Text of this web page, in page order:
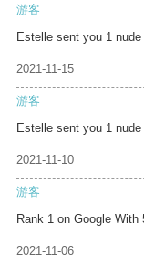
游客
Estelle sent you 1 nude
2021-11-15
游客
Estelle sent you 1 nude
2021-11-10
游客
Rank 1 on Google With
2021-11-06